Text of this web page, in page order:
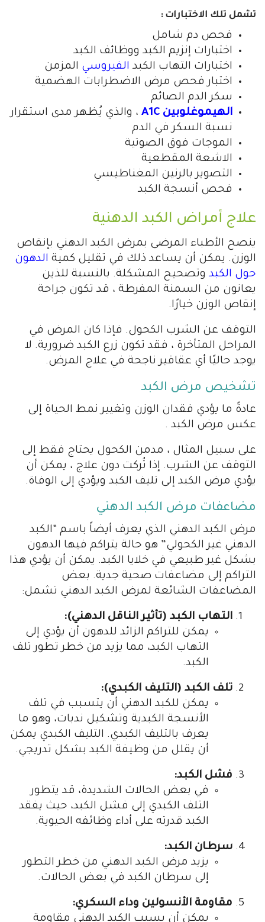
تشمل تلك الاختبارات :
فحص دم شامل
اختبارات إنزيم الكبد ووظائف الكبد
اختبارات التهاب الكبد الفيروسي المزمن
اختبار فحص مرض الاضطرابات الهضمية
سكر الدم الصائم
الهيموغلوبين A1C
، والذي يُظهر مدى استقرار
نسبة السكر في الدم
الموجات فوق الصوتية
الاشعة المقطعية
التصوير بالرنين المغناطيسي
فحص أنسجة الكبد
علاج أمراض الكبد الدهنية
ينصح الأطباء المرضى بمرض الكبد الدهني بإنقاص
الوزن. يمكن أن يساعد ذلك في تقليل كمية الدهون
حول الكبد وتصحيح المشكلة. بالنسبة للذين
يعانون من السمنة المفرطة ، قد تكون جراحة
إنقاص الوزن خيارًا.
التوقف عن الشرب الكحول. فإذا كان المرض في
المراحل المتأخرة ، فقد تكون زرع الكبد ضرورية. لا
يوجد حاليًا أي عقاقير ناجحة في علاج المرض.
تشخيص مرض الكبد
عادةً ما يؤدي فقدان الوزن وتغيير نمط الحياة إلى
عكس مرض الكبد .
على سبيل المثال ، مدمن الكحول يحتاج فقط إلى
التوقف عن الشرب. إذا تُركت دون علاج ، يمكن أن
يؤدي مرض الكبد إلى تليف الكبد ويؤدي إلى الوفاة.
مضاعفات مرض الكبد الدهني
مرض الكبد الدهني الذي يعرف أيضاً باسم “الكبد
الدهني غير الكحولي” هو حالة يتراكم فيها الدهون
بشكل غير طبيعي في خلايا الكبد. يمكن أن يؤدي هذا
التراكم إلى مضاعفات صحية جدية. بعض
المضاعفات الشائعة لمرض الكبد الدهني تشمل:
التهاب الكبد (تأثير الناقل الدهني):
يمكن للتراكم الزائد للدهون أن يؤدي إلى
التهاب الكبد، مما يزيد من خطر تطور تلف
الكبد.
تلف الكبد (التليف الكبدي):
يمكن للكبد الدهني أن يتسبب في تلف
الأنسجة الكبدية وتشكيل ندبات، وهو ما
يعرف بالتليف الكبدي. التليف الكبدي يمكن
أن يقلل من وظيفة الكبد بشكل تدريجي.
فشل الكبد:
في بعض الحالات الشديدة، قد يتطور
التلف الكبدي إلى فشل الكبد، حيث يفقد
الكبد قدرته على أداء وظائفه الحيوية.
سرطان الكبد:
يزيد مرض الكبد الدهني من خطر التطور
إلى سرطان الكبد في بعض الحالات.
مقاومة الأنسولين وداء السكري:
يمكن أن يسبب الكبد الدهني مقاومة